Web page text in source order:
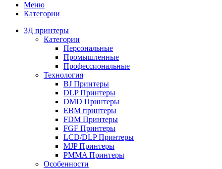
Меню
Категории
3Д принтеры
Категории
Персональные
Промышленные
Профессиональные
Технология
BJ Принтеры
DLP Принтеры
DMD Принтеры
EBM принтеры
FDM Принтеры
FGF Принтеры
LCD/DLP Принтеры
MJP Принтеры
PMMA Принтеры
Особенности